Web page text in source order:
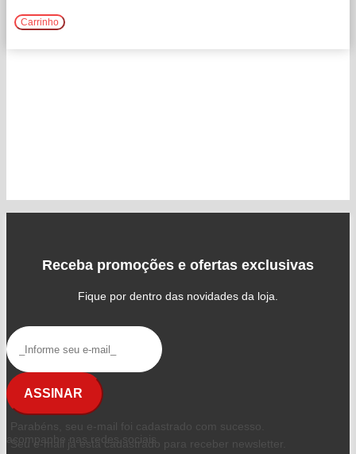
Carrinho
Receba promoções e ofertas exclusivas
Fique por dentro das novidades da loja.
ASSINAR
Parabéns, seu e-mail foi cadastrado com sucesso.
Seu e-mail já está cadastrado para receber newsletter.
acompanhe nas redes sociais